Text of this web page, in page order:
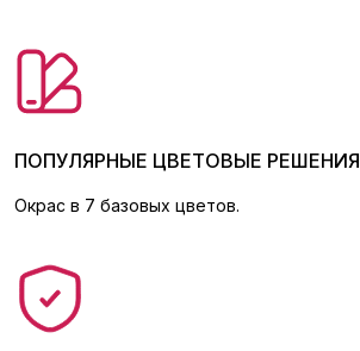
ПОПУЛЯРНЫЕ ЦВЕТОВЫЕ РЕШЕНИЯ
Окрас в 7 базовых цветов.